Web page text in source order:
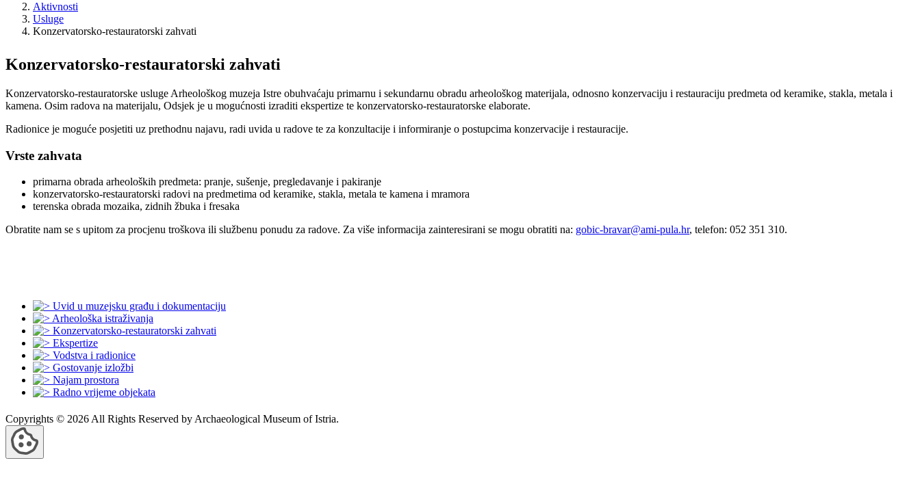
Aktivnosti
Usluge
Konzervatorsko-restauratorski zahvati
Konzervatorsko-restauratorski zahvati
Konzervatorsko-restauratorske usluge Arheološkog muzeja Istre obuhvaćaju primarnu i sekundarnu obradu arheološkog materijala, odnosno konzervaciju i restauraciju predmeta od keramike, stakla, metala i
kamena. Osim radova na materijalu, Odsjek je u mogućnosti izraditi ekspertize te konzervatorsko-restauratorske elaborate.
Radionice je moguće posjetiti uz prethodnu najavu, radi uvida u radove te za konzultacije i informiranje o postupcima konzervacije i restauracije.
Vrste zahvata
primarna obrada arheoloških predmeta: pranje, sušenje, pregledavanje i pakiranje
konzervatorsko-restauratorski radovi na predmetima od keramike, stakla, metala te kamena i mramora
terenska obrada mozaika, zidnih žbuka i fresaka
Obratite nam se s upitom za procjenu troškova ili službenu ponudu za radove. Za više informacija zainteresirani se mogu obratiti na: gobic-bravar@ami-pula.hr, telefon: 052 351 310.
Uvid u muzejsku građu i dokumentaciju
Arheološka istraživanja
Konzervatorsko-restauratorski zahvati
Ekspertize
Vodstva i radionice
Gostovanje izložbi
Najam prostora
Radno vrijeme objekata
Copyrights © 2026 All Rights Reserved by Archaeological Museum of Istria.